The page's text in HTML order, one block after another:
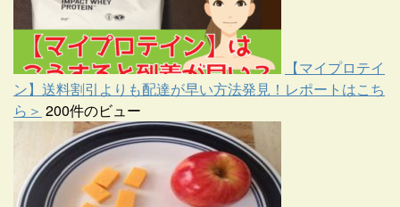
【マイプロテイ
ン】送料割引よりも配達が早い方法発見！レポートはこち
ら＞ 200件のビュー